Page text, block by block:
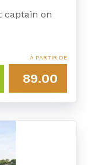
captain on
À PARTIR DE
89.00